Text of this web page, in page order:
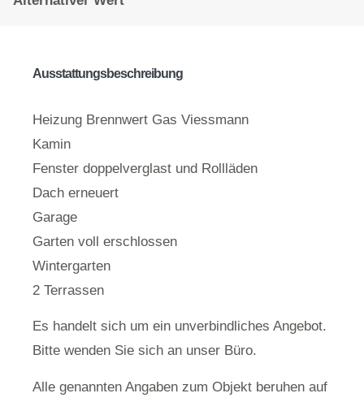
Ausstattungsbeschreibung
Heizung Brennwert Gas Viessmann
Kamin
Fenster doppelverglast und Rollläden
Dach erneuert
Garage
Garten voll erschlossen
Wintergarten
2 Terrassen
Es handelt sich um ein unverbindliches Angebot.
Bitte wenden Sie sich an unser Büro.
Alle genannten Angaben zum Objekt beruhen auf